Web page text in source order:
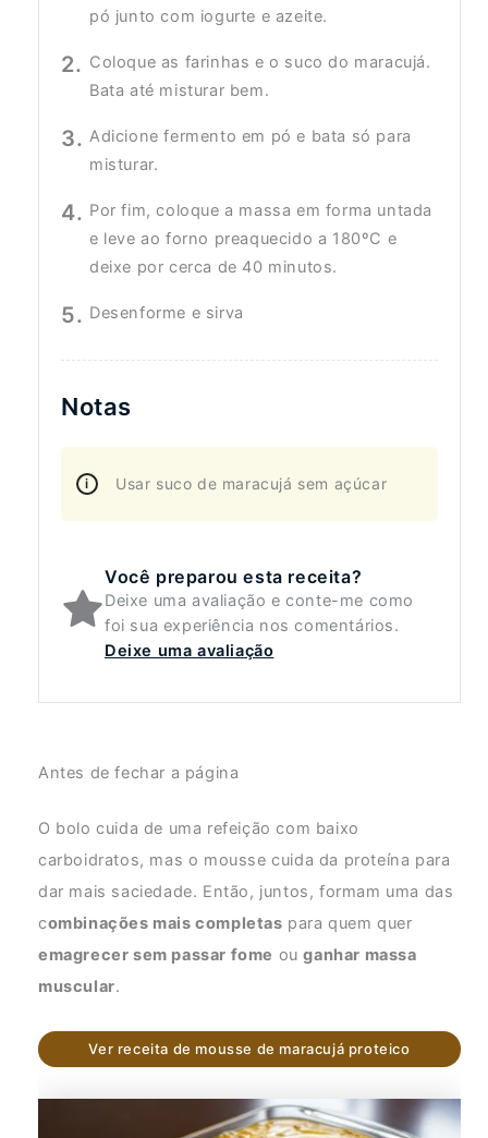
pó junto com iogurte e azeite.
Coloque as farinhas e o suco do maracujá.
Bata até misturar bem.
Adicione fermento em pó e bata só para
misturar.
Por fim, coloque a massa em forma untada
e leve ao forno preaquecido a 180ºC e
deixe por cerca de 40 minutos.
Desenforme e sirva
Notas
Usar suco de maracujá sem açúcar
Você preparou esta receita?
Deixe uma avaliação e conte-me como
foi sua experiência nos comentários.
Deixe uma avaliação
Antes de fechar a página
O bolo cuida de uma refeição com baixo
carboidratos, mas o mousse cuida da proteína para
dar mais saciedade. Então, juntos, formam uma das
combinações mais completas para quem quer
emagrecer sem passar fome ouganhar massa
muscular.
Ver receita de mousse de maracujá proteico